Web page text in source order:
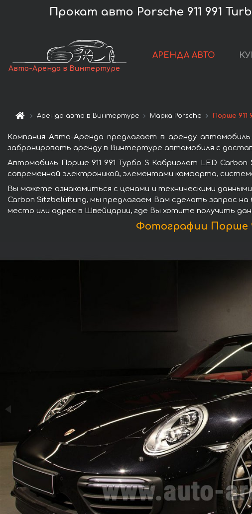
Прокат авто Porsche 911 991
Авто-Аренда в Винтертуре
АРЕНДА АВТО
Аренда авто в Винтертуре Марка Porsche Порше 911
Компания Авто-Аренда предлагает в аренду
забронировать аренду в Винтертуре автомобиля с
Автомобиль Порше 911 991 Турбо S Кабриолет LED
современной электроникой, элементами комфорта,
Вы можете ознакомиться с ценами и техническими
Carbon Sitzbelüftung, мы предлагаем Вам сделать запрос
место или адрес в Швейцарии, где Вы хотите получить
Фотографии Порше